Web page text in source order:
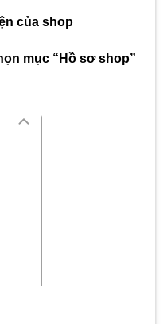
của shop
mục “Hồ sơ shop”